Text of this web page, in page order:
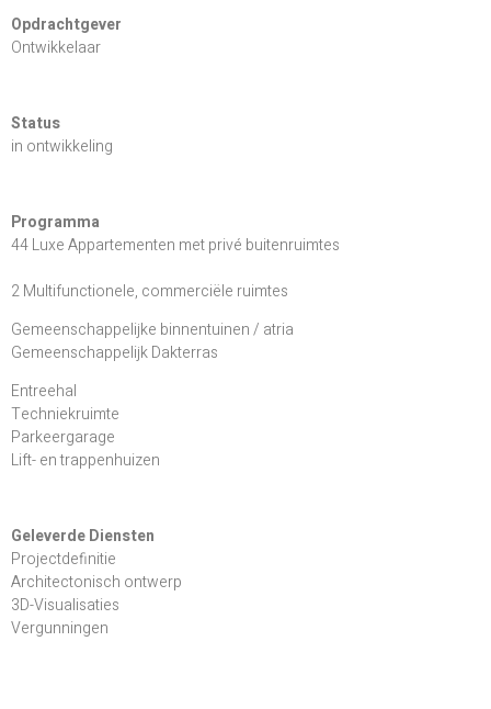
Opdrachtgever
Ontwikkelaar
Status
in ontwikkeling
Programma
44 Luxe Appartementen met privé buitenruimtes
2 Multifunctionele, commerciële ruimtes
Gemeenschappelijke binnentuinen / atria
Gemeenschappelijk Dakterras
Entreehal
Techniekruimte
Parkeergarage
Lift- en trappenhuizen
Geleverde Diensten
Projectdefinitie
Architectonisch ontwerp
3D-Visualisaties
Vergunningen